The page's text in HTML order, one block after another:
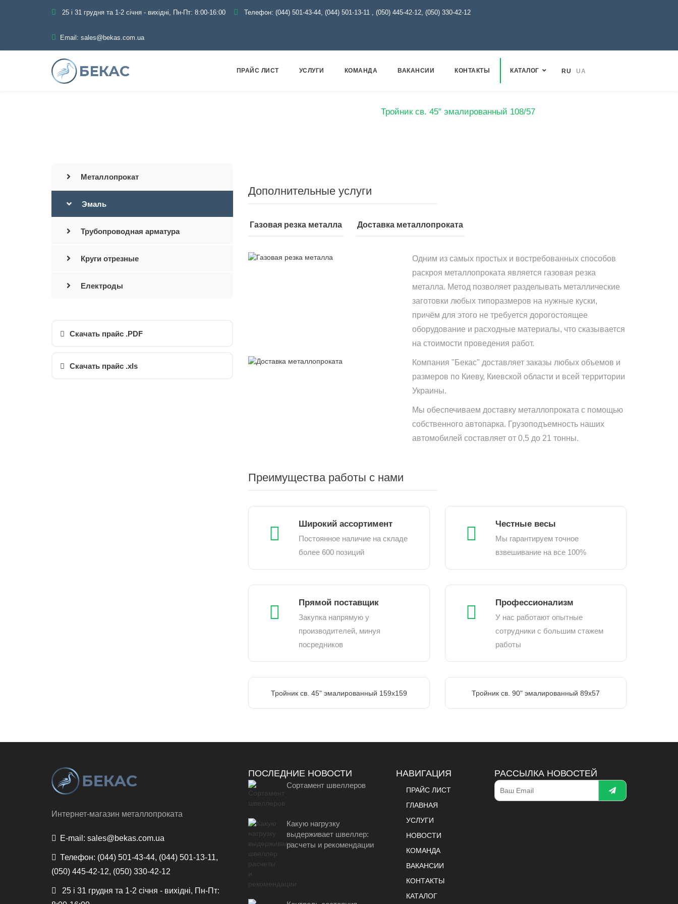
25 і 31 грудня та 1-2 січня - вихідні, Пн-Пт: 8:00-16:00 Телефон: (044) 501-43-44, (044) 501-13-11 , (050) 445-42-12, (050) 330-42-12
Email: sales@bekas.com.ua
ПРАЙС ЛИСТ УСЛУГИ КОМАНДА ВАКАНСИИ КОНТАКТЫ КАТАЛОГ RU UA
Тройник св. 45" эмалированный 108/57
Металлопрокат
Эмаль
Трубопроводная арматура
Круги отрезные
Електроды
Скачать прайс .PDF
Скачать прайс .xls
Дополнительные услуги
Газовая резка металла Доставка металлопроката
Одним из самых простых и востребованных способов
раскроя металлопроката является газовая резка
металла. Метод позволяет разделывать металлические
заготовки любых типоразмеров на нужные куски,
причём для этого не требуется дорогостоящее
оборудование и расходные материалы, что сказывается
на стоимости проведения работ.
Компания "Бекас" доставляет заказы любых объемов и
размеров по Киеву, Киевской области и всей территории
Украины.
Мы обеспечиваем доставку металлопроката с помощью
собственного автопарка. Грузоподъемность наших
автомобилей составляет от 0,5 до 21 тонны.
Преимущества работы с нами
Широкий ассортимент
Постоянное наличие на складе
более 600 позиций
Честные весы
Мы гарантируем точное
взвешивание на все 100%
Прямой поставщик
Закупка напрямую у
производителей, минуя
посредников
Профессионализм
У нас работают опытные
сотрудники с большим стажем
работы
Тройник св. 45" эмалированный 159х159 Тройник св. 90" эмалированный 89х57
Интернет-магазин металлопроката
E-mail: sales@bekas.com.ua
Телефон: (044) 501-43-44, (044) 501-13-11,
(050) 445-42-12, (050) 330-42-12
25 і 31 грудня та 1-2 січня - вихідні, Пн-Пт:
ПОСЛЕДНИЕ НОВОСТИ
Сортамент швеллеров
Какую нагрузку
выдерживает швеллер:
расчеты и рекомендации
НАВИГАЦИЯ
ПРАЙС ЛИСТ
ГЛАВНАЯ
УСЛУГИ
НОВОСТИ
КОМАНДА
ВАКАНСИИ
КОНТАКТЫ
КАТАЛОГ
РАССЫЛКА НОВОСТЕЙ